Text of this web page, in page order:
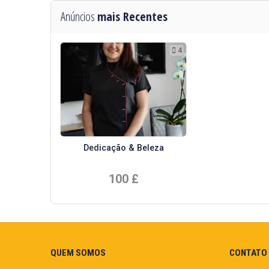
Anúncios mais Recentes
4
Dedicação & Beleza
100 £
QUEM SOMOS